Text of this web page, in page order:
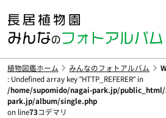
植物図鑑ホーム みんなのフォトアルバム
: Undefined array key "HTTP_REFERER" in
/home/supomido/nagai-park.jp/
park.jp/album/single.php
on line73コデマリ